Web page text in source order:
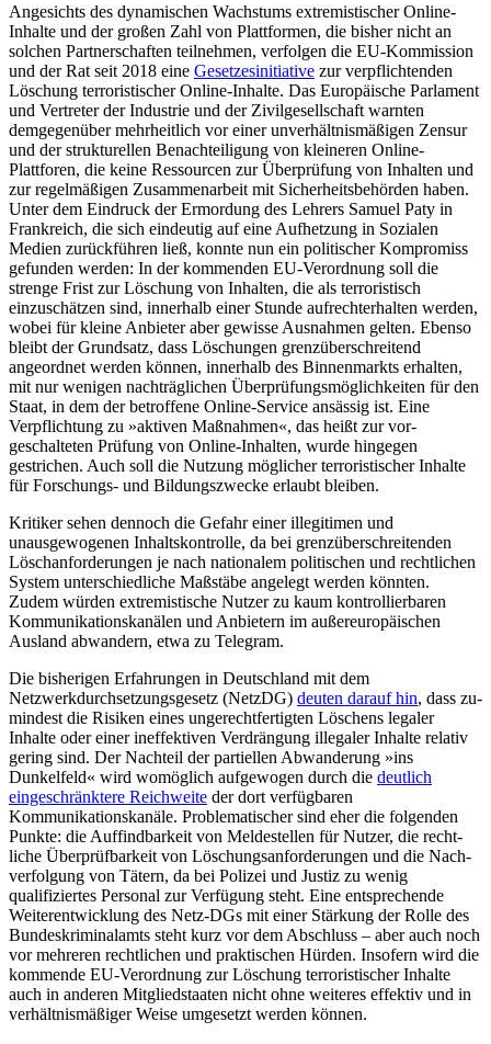
Angesichts des dynamischen Wachstums extremistischer Online-
Inhalte und der gro­ßen Zahl von Plattformen, die bisher nicht an
solchen Partnerschaften teil­nehmen, verfolgen die EU-Kommission
und der Rat seit 2018 eine Gesetzesinitiative zur ver­pflichtenden
Löschung terroristischer Online-Inhalte. Das Europäische Parlament
und Vertreter der Industrie und der Zivil­gesellschaft warnten
demgegenüber mehr­heitlich vor einer unverhältnismäßigen Zensur
und der strukturellen Benachteiligung von kleineren Online-
Plattforen, die keine Ressourcen zur Überprüfung von Inhalten und
zur regelmäßigen Zusammen­arbeit mit Sicherheitsbehörden haben.
Unter dem Eindruck der Ermordung des Lehrers Samuel Paty in
Frankreich, die sich ein­deutig auf eine Aufhetzung in Sozialen
Medien zurückführen ließ, konnte nun ein politischer Kompromiss
gefunden werden: In der kommenden EU-Verordnung soll die
strenge Frist zur Löschung von Inhalten, die als terroristisch
einzuschätzen sind, inner­halb einer Stunde aufrechterhalten werden,
wobei für kleine Anbieter aber gewisse Aus­nahmen gelten. Ebenso
bleibt der Grundsatz, dass Löschungen grenzüberschreitend
angeordnet werden können, innerhalb des Binnenmarkts erhalten,
mit nur wenigen nachträglichen Überprüfungsmöglichkeiten für den
Staat, in dem der betroffene Online-Service ansässig ist. Eine
Verpflichtung zu »aktiven Maßnahmen«, das heißt zur vor­
geschalteten Prüfung von Online-Inhalten, wurde hingegen
gestrichen. Auch soll die Nutzung möglicher terroristischer Inhalte
für Forschungs- und Bildungszwecke er­laubt bleiben.
Kritiker sehen dennoch die Gefahr einer illegitimen und
unausgewogenen Inhaltskontrolle, da bei grenzüberschreitenden
Löschanforderungen je nach nationalem politischen und rechtlichen
System unter­schiedliche Maßstäbe angelegt werden könn­ten.
Zudem würden extremistische Nutzer zu kaum kontrollierbaren
Kommunika­tions­kanälen und Anbietern im außer­europäischen
Ausland abwandern, etwa zu Telegram.
Die bisherigen Erfahrungen in Deutschland mit dem
Netzwerkdurchsetzungs­gesetz (NetzDG) deuten darauf hin, dass zu­
mindest die Risiken eines ungerechtfertigten Löschens legaler
Inhalte oder einer ineffektiven Verdrängung illegaler Inhalte relativ
gering sind. Der Nachteil der partiel­len Abwanderung »ins
Dunkelfeld« wird womöglich aufgewogen durch die deutlich
eingeschränktere Reichweite der dort ver­fügbaren
Kommunikationskanäle. Proble­matischer sind eher die folgenden
Punkte: die Auffindbarkeit von Meldestellen für Nutzer, die recht­
liche Überprüfbarkeit von Löschungsanforderungen und die Nach­
verfolgung von Tätern, da bei Polizei und Justiz zu wenig
qualifiziertes Personal zur Verfügung steht. Eine entsprechende
Weiter­entwicklung des Netz-DGs mit einer Stär­kung der Rolle des
Bundeskriminalamts steht kurz vor dem Abschluss – aber auch noch
vor mehreren rechtlichen und prak­tischen Hürden. In­sofern wird die
kommende EU-Verordnung zur Löschung terro­ristischer Inhalte
auch in anderen Mitgliedstaaten nicht ohne weiteres effektiv und in
verhältnismäßiger Weise umgesetzt werden können.